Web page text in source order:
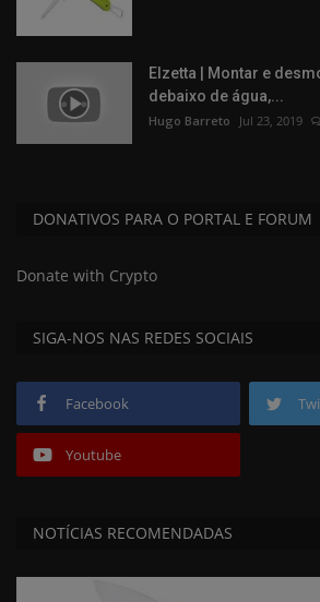
Elzetta | Montar e
debaixo de água,...
Hugo Barreto Jul 23, 2019
DONATIVOS PARA O PORTAL E FORUM
Donate with Crypto
SIGA-NOS NAS REDES SOCIAIS
Facebook
Youtube
NOTÍCIAS RECOMENDADAS